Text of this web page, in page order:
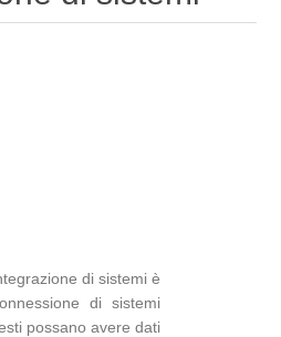
di sistemi è
di sistemi
possano avere dati